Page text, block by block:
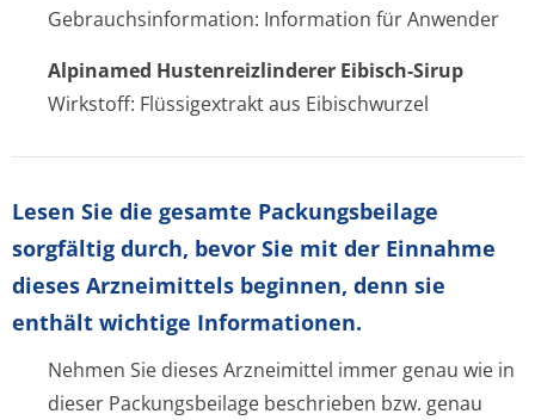
Gebrauchsinformation: Information für Anwender
Alpinamed Hustenreizlinderer Eibisch-Sirup
Wirkstoff: Flüssigextrakt aus Eibischwurzel
Lesen Sie die gesamte Packungsbeilage
sorgfältig durch, bevor Sie mit der Einnahme
dieses Arzneimittels beginnen, denn sie
enthält wichtige Informationen.
Nehmen Sie dieses Arzneimittel immer genau wie in
dieser Packungsbeilage beschrieben bzw. genau